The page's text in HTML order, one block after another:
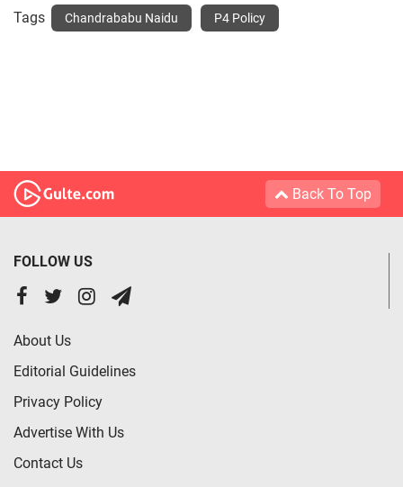
Tags Chandrababu Naidu P4 Policy
Back To Top
FOLLOW US
About Us
Editorial Guidelines
Privacy Policy
Advertise With Us
Contact Us